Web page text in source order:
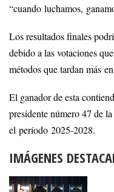
“cuando luchamos,
Los resultados finales
debido a las votaciones
métodos que tardan más
El ganador de esta
presidente número 47 de
el período 2025-2028.
IMÁGENES